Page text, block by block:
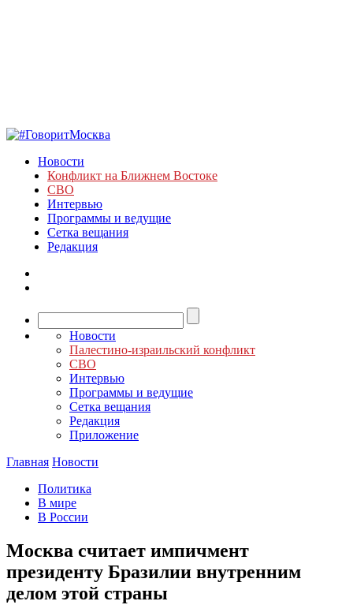
Новости
Конфликт на Ближнем Востоке
СВО
Интервью
Программы и ведущие
Сетка вещания
Редакция
Новости
Палестино-израильский конфликт
СВО
Интервью
Программы и ведущие
Сетка вещания
Редакция
Приложение
Главная Новости
Политика
В мире
В России
Москва считает импичмент
президенту Бразилии внутренним
делом этой страны